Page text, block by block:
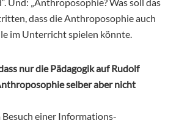
dass die Anthroposophie auch
im Unterricht spielen könnte.
nur die Pädagogik auf Rudolf
selber aber nicht
einer Informations-